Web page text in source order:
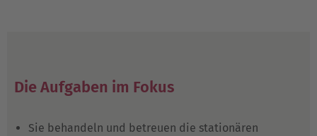
Die Aufgaben im Fokus
Sie behandeln und betreuen die stationären